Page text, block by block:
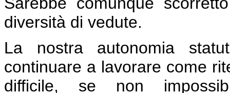
diversità di vedute.
La nostra autonomia
continuare a lavorare come
difficile, se non